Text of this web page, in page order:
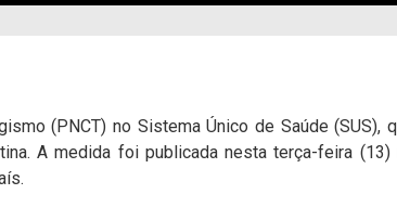
(PNCT) no Sistema Único de Saúde (SUS),
A medida foi publicada nesta terça-feira (13)